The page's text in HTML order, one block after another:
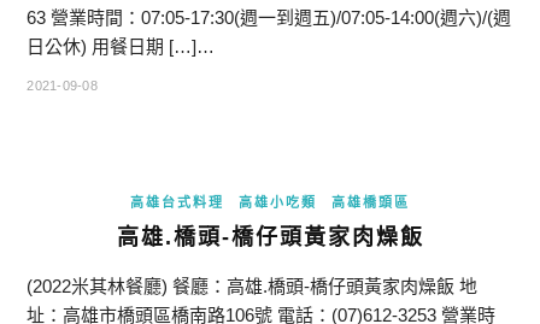
63 營業時間：07:05-17:30(週一到週五)/07:05-14:00(週六)/(週
日公休) 用餐日期 […]…
2021-09-08
高雄台式料理 高雄小吃類 高雄橋頭區
高雄.橋頭-橋仔頭黃家肉燥飯
(2022米其林餐廳) 餐廳：高雄.橋頭-橋仔頭黃家肉燥飯 地
址：高雄市橋頭區橋南路106號 電話：(07)612-3253 營業時